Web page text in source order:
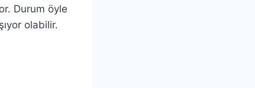
Durum öyle
olabilir.